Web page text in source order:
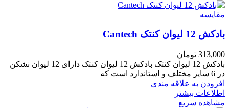
مقایسه
بادکش 12 لیوان کنتک Cantech
313,000 تومان
بادکش 12 لیوان کنتک بادکش 12 لیوان کنتک دارای 12 لیوان نشکن
در 6 سایز مختلف و استاندارد است که
افزودن به علاقه مندی
اطلاعات بیشتر
مشاهده سریع